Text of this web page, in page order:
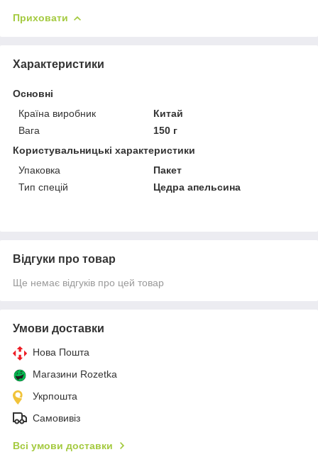
Приховати
Характеристики
Основні
Країна виробник
Китай
Вага
150 г
Користувальницькі характеристики
Упаковка
Пакет
Тип спецій
Цедра апельсина
Відгуки про товар
Ще немає відгуків про цей товар
Умови доставки
Нова Пошта
Магазини Rozetka
Укрпошта
Самовивіз
Всі умови доставки